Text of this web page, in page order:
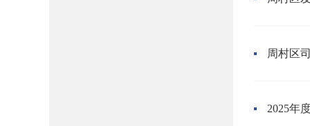
周村区
2025年